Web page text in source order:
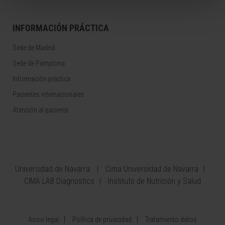
INFORMACIÓN PRÁCTICA
Sede de Madrid
Sede de Pamplona
Información práctica
Pacientes internacionales
Atención al paciente
Universidad de Navarra
Cima Universidad de Navarra
CIMA LAB Diagnostics
Instituto de Nutrición y Salud
Aviso legal Política de privacidad Tratamiento datos